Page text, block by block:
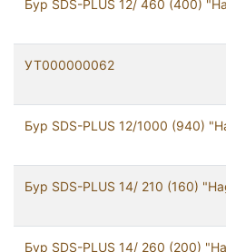
Бур SDS-PLUS 12/ 460 (400)
УТ000000062
Бур SDS-PLUS 12/1000 (940)
Бур SDS-PLUS 14/ 210 (160)
Бур SDS-PLUS 14/ 260 (200)